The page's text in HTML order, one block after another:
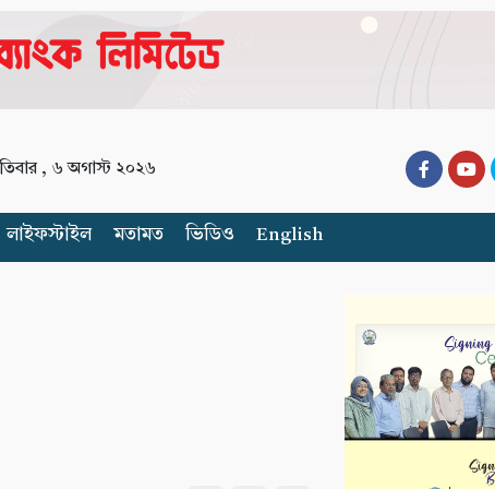
, ৬ অগাস্ট ২০২৬
লাইফস্টাইল মতামত ভিডিও English